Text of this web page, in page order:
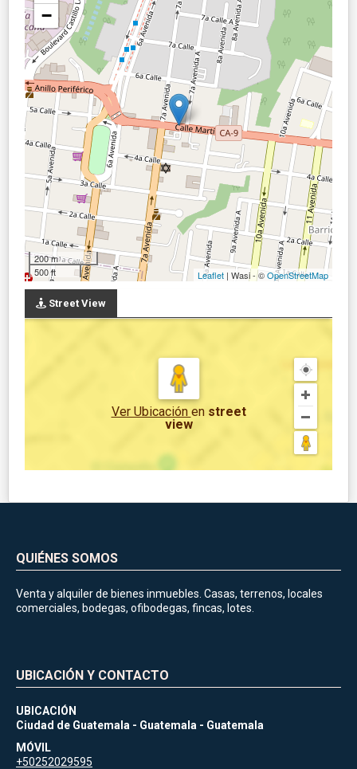
−
200 m
500 ft
Leaflet | Wasi - ©OpenStreetMap
Street View
Ver Ubicación en street
view
QUIÉNES SOMOS
Venta y alquiler de bienes inmuebles. Casas, terrenos, locales
comerciales, bodegas, ofibodegas, fincas, lotes.
UBICACIÓN Y CONTACTO
UBICACIÓN
Ciudad de Guatemala - Guatemala - Guatemala
MÓVIL
+50252029595